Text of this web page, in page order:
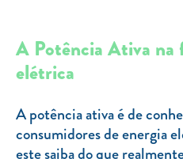
A Potência Ativa na
elétrica
A potência ativa é de
consumidores de energia
este saiba do que